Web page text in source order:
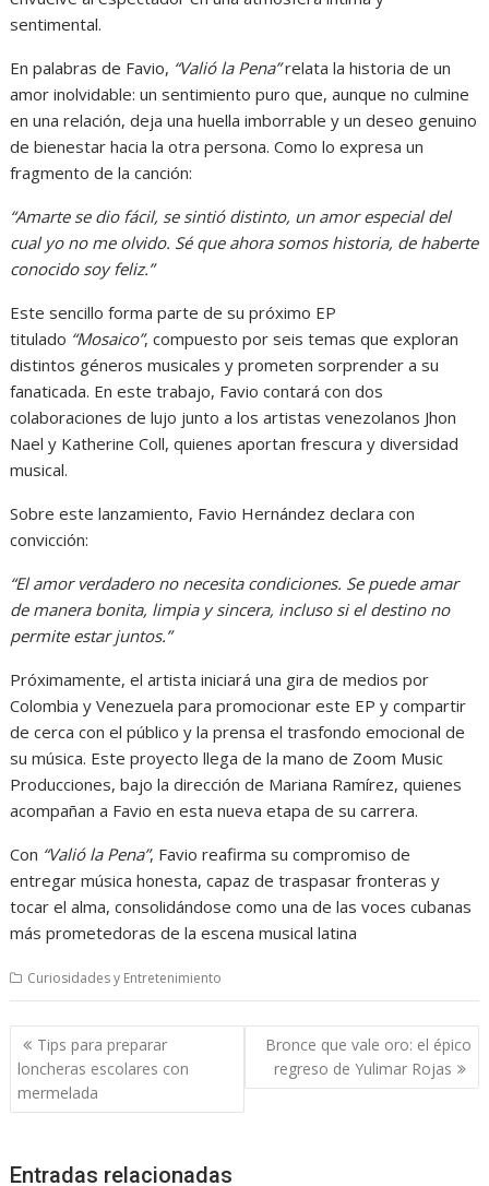
sentimental.
En palabras de Favio, “Valió la Pena”relata la historia de un
amor inolvidable: un sentimiento puro que, aunque no culmine
en una relación, deja una huella imborrable y un deseo genuino
de bienestar hacia la otra persona. Como lo expresa un
fragmento de la canción:
“Amarte se dio fácil, se sintió distinto, un amor especial del
cual yo no me olvido. Sé que ahora somos historia, de haberte
conocido soy feliz.”
Este sencillo forma parte de su próximo EP
titulado “Mosaico”, compuesto por seis temas que exploran
distintos géneros musicales y prometen sorprender a su
fanaticada. En este trabajo, Favio contará con dos
colaboraciones de lujo junto a los artistas venezolanos Jhon
Nael y Katherine Coll, quienes aportan frescura y diversidad
musical.
Sobre este lanzamiento, Favio Hernández declara con
convicción:
“El amor verdadero no necesita condiciones. Se puede amar
de manera bonita, limpia y sincera, incluso si el destino no
permite estar juntos.”
Próximamente, el artista iniciará una gira de medios por
Colombia y Venezuela para promocionar este EP y compartir
de cerca con el público y la prensa el trasfondo emocional de
su música. Este proyecto llega de la mano de Zoom Music
Producciones, bajo la dirección de Mariana Ramírez, quienes
acompañan a Favio en esta nueva etapa de su carrera.
Con “Valió la Pena”, Favio reafirma su compromiso de
entregar música honesta, capaz de traspasar fronteras y
tocar el alma, consolidándose como una de las voces cubanas
más prometedoras de la escena musical latina
Curiosidades y Entretenimiento
Navegación
de
entradas
Tips para preparar
loncheras escolares con
mermelada
Bronce que vale oro: el épico
regreso de Yulimar Rojas
Entradas relacionadas